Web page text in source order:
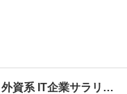
フラッシュダンシュ 外資系 IT企業サラリーマンの断酒日記